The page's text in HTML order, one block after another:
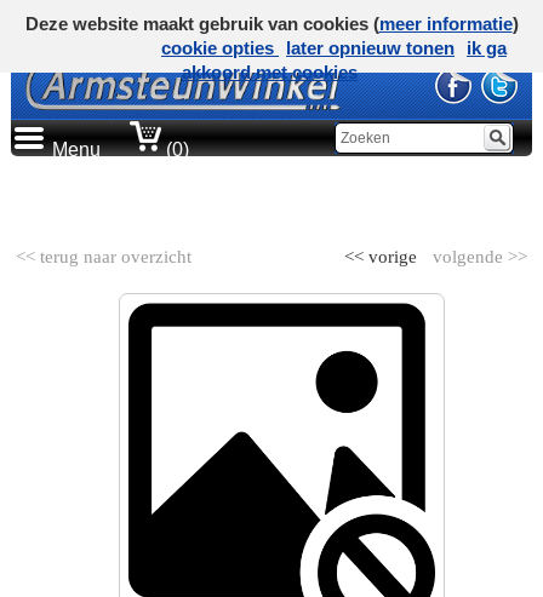
Menu (0)
<< terug naar overzicht volgende >>
<< vorige
Deze website maakt gebruik van cookies (meer informatie)
cookie opties
later opnieuw tonen
ik ga
akkoord met cookies